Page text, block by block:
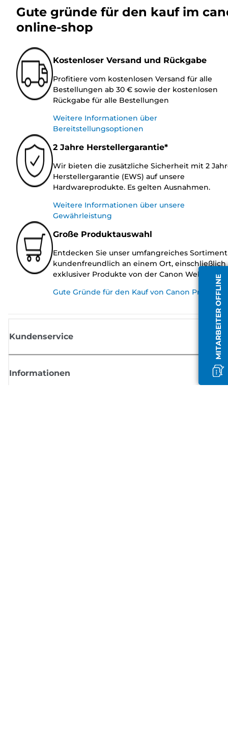
MITARBEITER OFFLINE
Gute gründe für den kauf im
online-shop
Kostenloser Versand und Rückgabe
Profitiere vom kostenlosen Versand für alle
Bestellungen ab 30 € sowie der kostenlosen
Rückgabe für alle Bestellungen
Weitere Informationen über
Bereitstellungsoptionen
2 Jahre Herstellergarantie*
Wir bieten die zusätzliche Sicherheit mit 2
Herstellergarantie (EWS) auf unsere
Hardwareprodukte. Es gelten Ausnahmen.
Weitere Informationen über unsere
Gewährleistung
Große Produktauswahl
Entdecken Sie unser umfangreiches Sortiment
kundenfreundlich an einem Ort, einschließlich
exklusiver Produkte von der Canon Website.
Gute Gründe für den Kauf von Canon
Kundenservice
Informationen